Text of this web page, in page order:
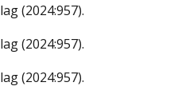
lag (2024:957).
lag (2024:957).
lag (2024:957).